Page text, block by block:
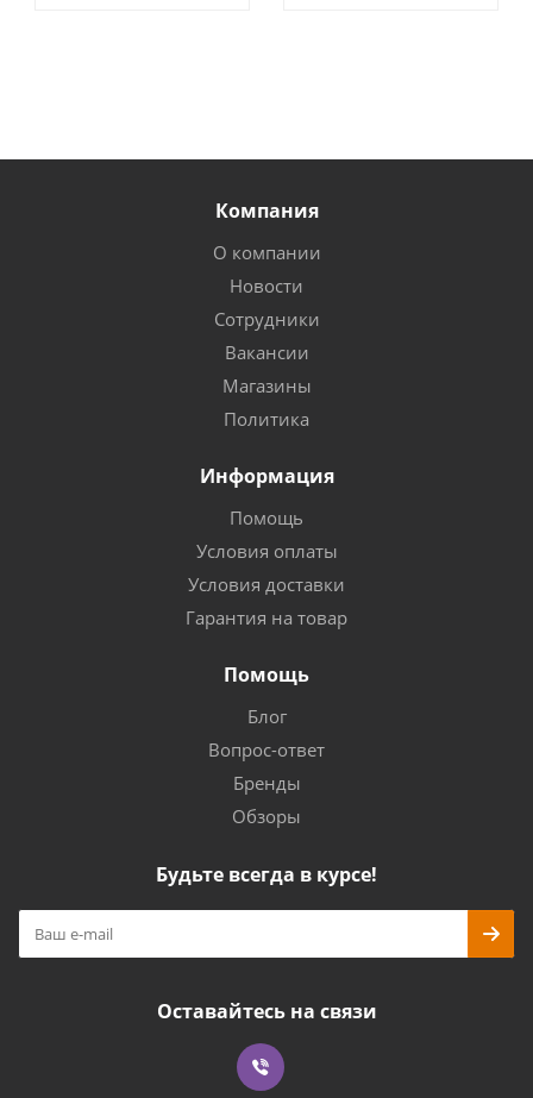
Компания
О компании
Новости
Сотрудники
Вакансии
Магазины
Политика
Информация
Помощь
Условия оплаты
Условия доставки
Гарантия на товар
Помощь
Блог
Вопрос-ответ
Бренды
Обзоры
Будьте всегда в курсе!
Оставайтесь на связи